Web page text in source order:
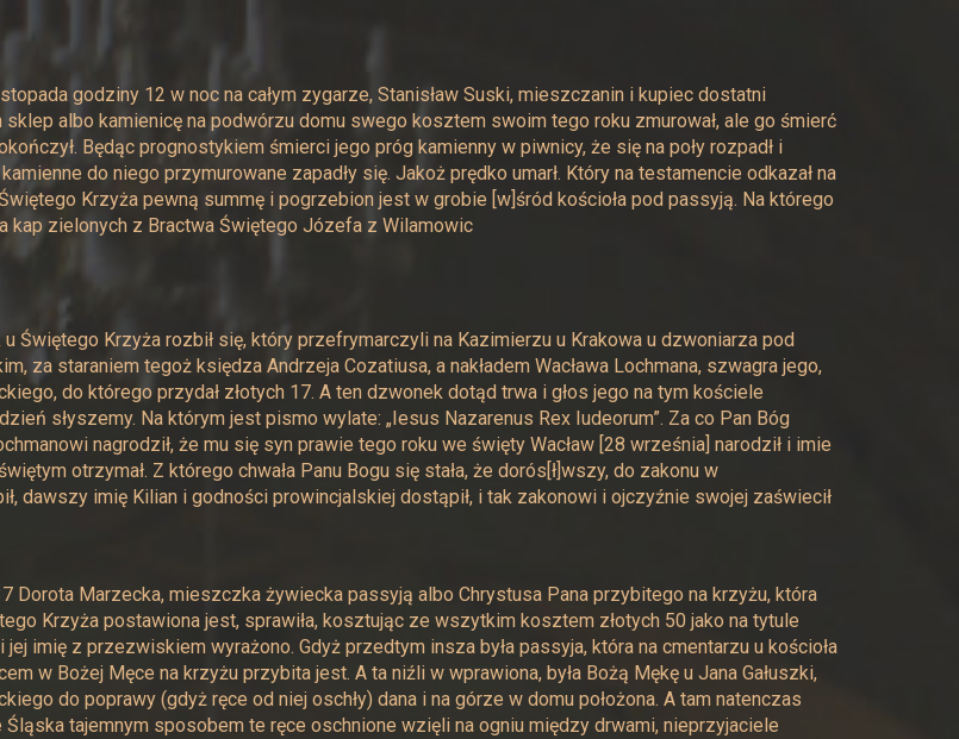
godziny 12 w noc na całym zygarze, Stanisław Suski, mieszczanin i kupiec dostatni
sklep albo kamienicę na podwórzu domu swego kosztem swoim tego roku zmurował, ale go śmierć
Będąc prognostykiem śmierci jego próg kamienny w piwnicy, że się na poły rozpadł i
do niego przymurowane zapadły się. Jakoż prędko umarł. Który na testamencie odkazał na
Krzyża pewną summę i pogrzebion jest w grobie [w]śród kościoła pod passyją. Na którego
kap zielonych z Bractwa Świętego Józefa z Wilamowic
Świętego Krzyża rozbił się, który przefrymarczyli na Kazimierzu u Krakowa u dzwoniarza pod
za staraniem tegoż księdza Andrzeja Cozatiusa, a nakładem Wacława Lochmana, szwagra jego,
do którego przydał złotych 17. A ten dzwonek dotąd trwa i głos jego na tym kościele
słyszemy. Na którym jest pismo wylate: „Iesus Nazarenus Rex Iudeorum”. Za co Pan Bóg
nagrodził, że mu się syn prawie tego roku we święty Wacław [28 września] narodził i imie
otrzymał. Z którego chwała Panu Bogu się stała, że dorós[ł]wszy, do zakonu w
dawszy imię Kilian i godności prowincjalskiej dostąpił, i tak zakonowi i ojczyźnie swojej zaświecił
Dorota Marzecka, mieszczka żywiecka passyją albo Chrystusa Pana przybitego na krzyżu, która
Krzyża postawiona jest, sprawiła, kosztując ze wszytkim kosztem złotych 50 jako na tytule
imię z przezwiskiem wyrażono. Gdyż przedtym insza była passyja, która na cmentarzu u kościoła
w Bożej Męce na krzyżu przybita jest. A ta niźli w wprawiona, była Bożą Mękę u Jana Gałuszki,
do poprawy (gdyż ręce od niej oschły) dana i na górze w domu położona. A tam natenczas
tajemnym sposobem te ręce oschnione wzięli na ogniu między drwami, nieprzyjaciele